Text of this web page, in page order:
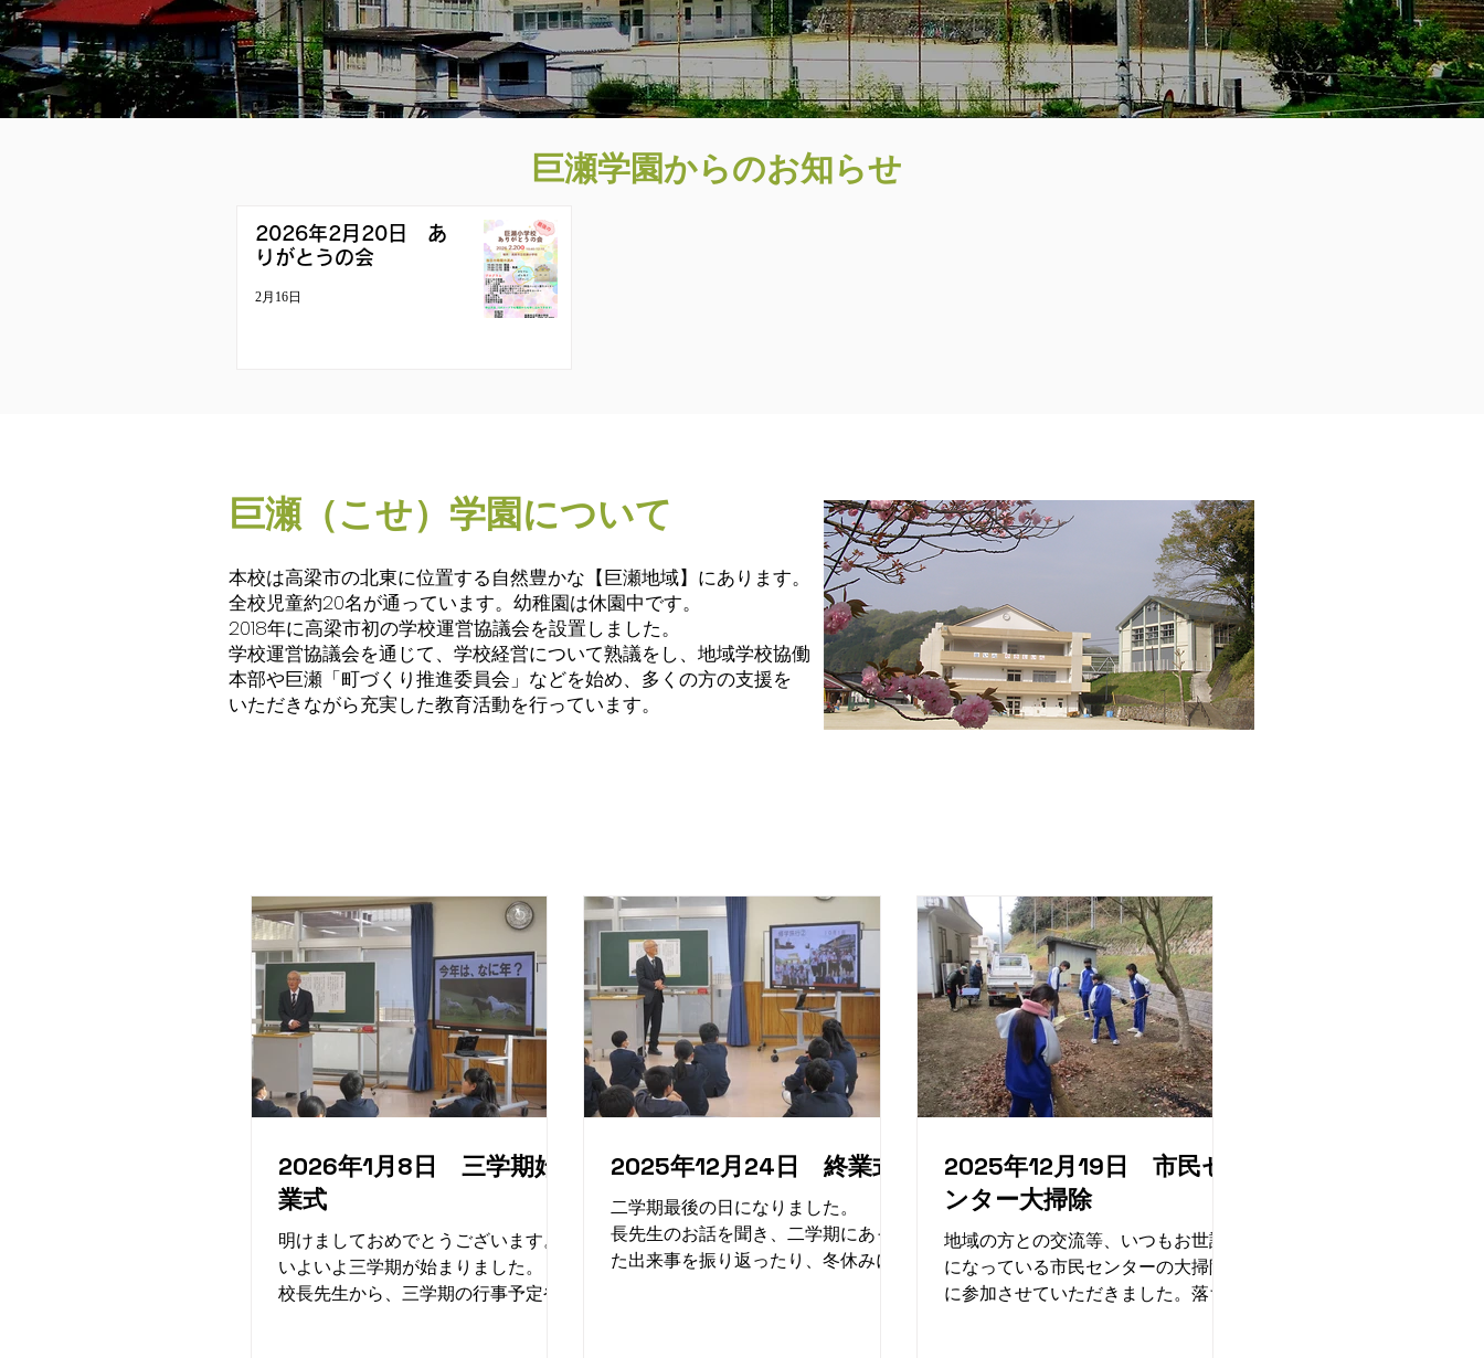
​巨瀬学園からのお知らせ
2026年2月20日 あ
りがとうの会
2月16日
巨瀬（こせ）学園について
本校は高梁市の北東に位置する自然豊かな【巨瀬地域】にあります。
全校児童約20名が通っています。幼稚園は休園中です。
2018年に高梁市初の学校運営協議会を設置しました。
学校運営協議会を通じて、学校経営について熟議をし、 地域学校協働
本部や巨瀬「町づくり推進委員会」などを始め、 多くの方の支援を
いただきながら充実した教育活動を行っています。
2026年1月8日 三学期始
業式
明けましておめでとうございます。
いよいよ三学期が始まりました。
校長先生から、三学期の行事予定や
2025年12月24日 終業式
二学期最後の日になりました。 校
長先生のお話を聞き、二学期にあっ
た出来事を振り返ったり、冬休みに
2025年12月19日 市民セ
ンター大掃除
地域の方との交流等、いつもお世話
になっている市民センターの大掃除
に参加させていただきました。落ち